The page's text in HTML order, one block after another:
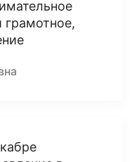
грамотное,